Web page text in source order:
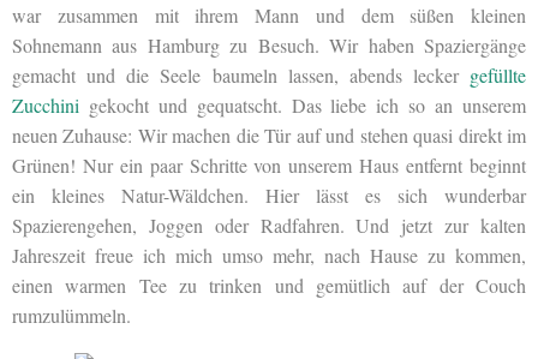
war zusammen mit ihrem Mann und dem süßen kleinen
Sohnemann aus Hamburg zu Besuch. Wir haben Spaziergänge
gemacht und die Seele baumeln lassen, abends lecker gefüllte
Zucchini gekocht und gequatscht. Das liebe ich so an unserem
neuen Zuhause: Wir machen die Tür auf und stehen quasi direkt im
Grünen! Nur ein paar Schritte von unserem Haus entfernt beginnt
ein kleines Natur-Wäldchen. Hier lässt es sich wunderbar
Spazierengehen, Joggen oder Radfahren. Und jetzt zur kalten
Jahreszeit freue ich mich umso mehr, nach Hause zu kommen,
einen warmen Tee zu trinken und gemütlich auf der Couch
rumzulümmeln.